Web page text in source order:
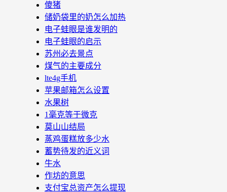
傻猪
储奶袋里的奶怎么加热
电子蛙眼是谁发明的
电子蛙眼的启示
苏州必去景点
煤气的主要成分
lte4g手机
苹果邮箱怎么设置
水果树
1毫克等于微克
莫山山结局
蒸鸡蛋糕放多少水
蓄势待发的近义词
牛水
作坊的意思
支付宝总资产怎么提现